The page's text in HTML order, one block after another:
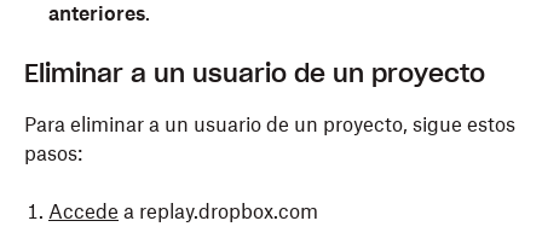
anteriores.
Eliminar a un usuario de un proyecto
Para eliminar a un usuario de un proyecto, sigue estos
pasos:
Accede a replay.dropbox.com